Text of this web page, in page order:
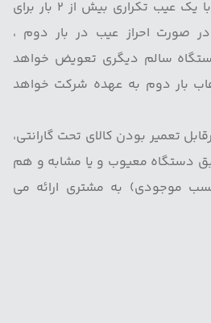
در صورتی که کالایی با یک عیب تکراری بیش از ۲ بار برای
در صورت احراز عیب در بار دوم ،
سالم دیگری تعویض خواهد
بار دوم به عهده شرکت خواهد
تعمیر بودن کالای تحت گارانتی،
دستگاه معیوب و یا مشابه و هم
موجودی) به مشتری ارائه می